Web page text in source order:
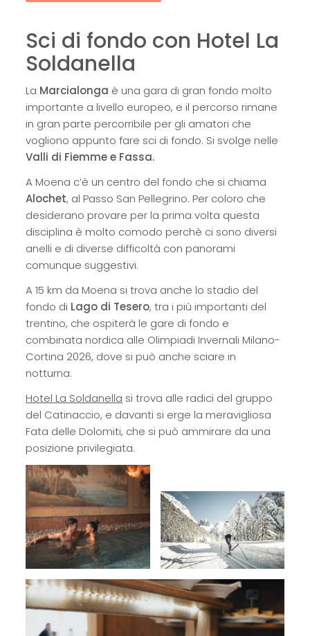
Sci di fondo con Hotel La
Soldanella
La Marcialonga è una gara di gran fondo molto
importante a livello europeo, e il percorso rimane
in gran parte percorribile per gli amatori che
vogliono appunto fare sci di fondo. Si svolge nelle
Valli di Fiemme e Fassa.
A Moena c’è un centro del fondo che si chiama
Alochet, al Passo San Pellegrino. Per coloro che
desiderano provare per la prima volta questa
disciplina è molto comodo perchè ci sono diversi
anelli e di diverse difficoltà con panorami
comunque suggestivi.
A 15 km da Moena si trova anche lo stadio del
fondo di Lago di Tesero, tra i più importanti del
trentino, che ospiterà le gare di fondo e
combinata nordica alle Olimpiadi Invernali Milano-
Cortina 2026, dove si può anche sciare in
notturna.
Hotel La Soldanella si trova alle radici del gruppo
del Catinaccio, e davanti si erge la meravigliosa
Fata delle Dolomiti, che si può ammirare da una
posizione privilegiata.